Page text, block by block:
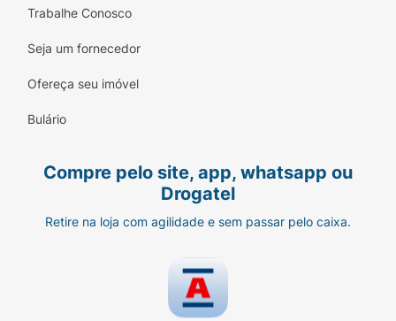
Trabalhe Conosco
Seja um fornecedor
Ofereça seu imóvel
Bulário
Compre pelo site, app, whatsapp ou
Drogatel
Retire na loja com agilidade e sem passar pelo caixa.